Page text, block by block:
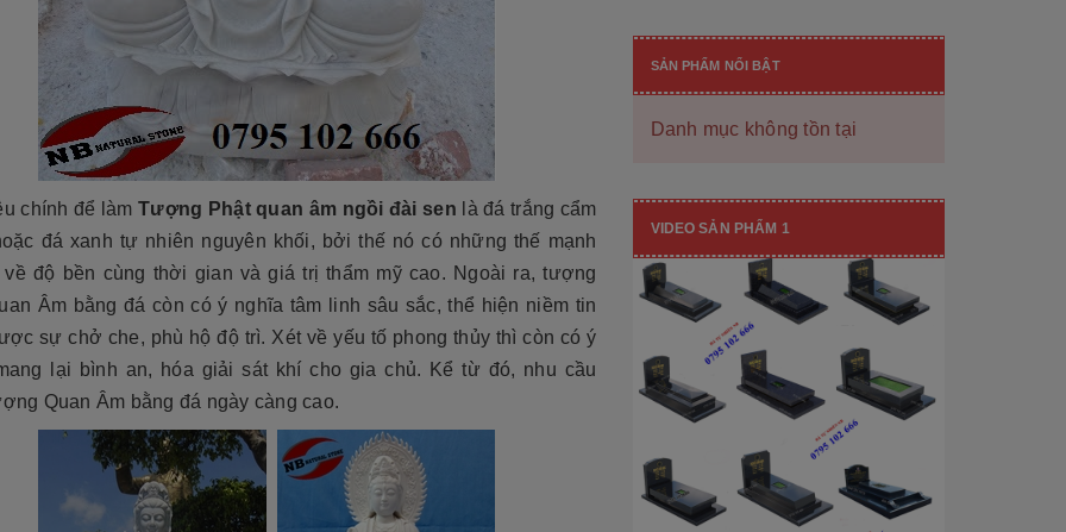
tại xưởng
NB 17/07/2026
năm gần đây, mộ đá hoa
có tên gọi khác là mộ đá
thành một xu hướng chủ
bền cao, mẫu mã đẹp, kiểu
Làm Mộ Đá Cho Người Thân
Đá Tự Nhiên NB 01/07/2026
Mộ phần là nơi yên nghỉ của người mất,
là chốn linh thiêng của gia đình dòng
tộc. Xây dựng mộ phần không chỉ là việc
tri ân công đức dưỡng dục sinh thành
của con cháu dành cho ông bà cha mẹ
tổ...
[Đọc tiếp...]
Cho Công Ty, Resort & Đô Thị Mới
Đá Tự Nhiên NB
Biển hiệu đá khối đang ngày càng được
nhiều công ty, khu đô thị mới, resort cao
cấp lựa chọn nhờ vẻ đẹp sang trọng, bề
thế cùng độ bền vượt trội. Không chỉ là
hạng mục nhận diện thương hiệu, nó
[Đọc tiếp...]
chính để làm Tượng Phật quan âm ngồi đài sen là đá trắng cẩm
đá xanh tự nhiên nguyên khối, bởi thế nó có những thế mạnh
về độ bền cùng thời gian và giá trị thẩm mỹ cao. Ngoài ra, tượng
Âm bằng đá còn có ý nghĩa tâm linh sâu sắc, thể hiện niềm tin
sự chở che, phù hộ độ trì. Xét về yếu tố phong thủy thì còn có ý
lại bình an, hóa giải sát khí cho gia chủ. Kể từ đó, nhu cầu
Quan Âm bằng đá ngày càng cao.
SẢN PHẨM NỔI BẬT
Danh mục không tồn tại
VIDEO SẢN PHẨM 1